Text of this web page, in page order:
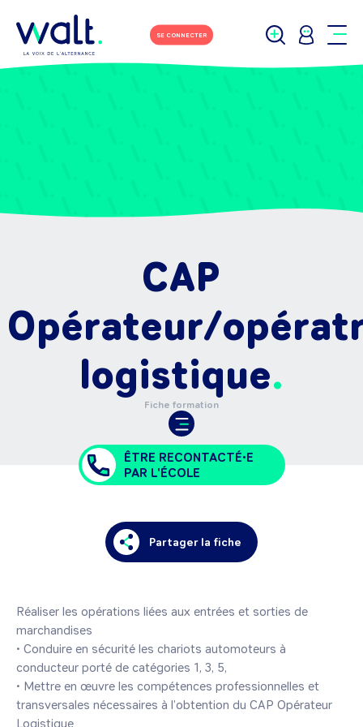
SE CONNECTER
CAP
Opérateur/
logistique
Fiche formation
ÊTRE RECONTACTÉ•E
PAR L'ÉCOLE
Partager la fiche
Réaliser les opérations liées aux entrées et sorties de
marchandises
• Conduire en sécurité les chariots automoteurs à
conducteur porté de catégories 1, 3, 5,
• Mettre en œuvre les compétences professionnelles et
transversales nécessaires à l’obtention du CAP Opérateur
Logistique